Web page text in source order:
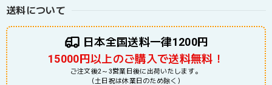
送料について
日本全国送料一律1200円
15000円以上のご購入で送料無料！
ご注文後2～3営業日後に出荷いたします。
（土日祝は休業日のため除く）